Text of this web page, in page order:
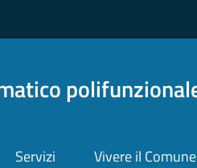
Servizi Vivere il Comune